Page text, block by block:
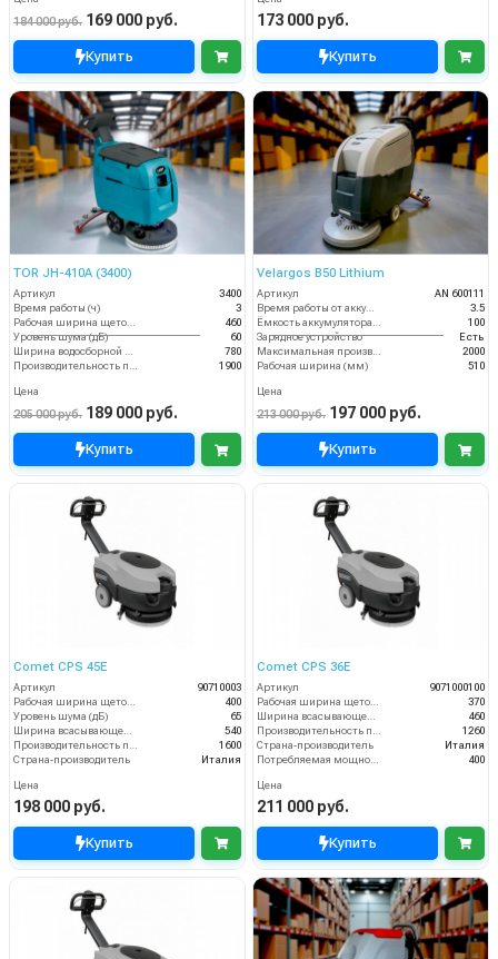
184 000 руб. 169 000 руб.
Купить
173 000 руб.
Купить
TOR JH-410A (3400)
Артикул
3400
Время работы (ч)
3
Рабочая ширина щеток (мм)
460
Уровень шума (дБ)
60
Ширина водосборной рейки
780
Производительность по площади (м2/ч)
1900
Цена
205 000 руб. 189 000 руб.
Купить
Velargos B50 Lithium
Артикул
AN 600111
Время работы от аккумуляторов (ч)
3.5
Ёмкость аккумулятора (Ач)
100
Зарядное устройство
Есть
Максимальная производительность (кв.м/час)
2000
Рабочая ширина (мм)
510
Цена
213 000 руб. 197 000 руб.
Купить
Comet CPS 45E
Артикул
90710003
400
Уровень шума (дБ)
65
540
1600
Страна-производитель
Италия
Цена
198 000 руб.
Купить
Comet CPS 36E
Артикул
9071000100
370
460
1260
Страна-производитель
Италия
400
Цена
211 000 руб.
Купить